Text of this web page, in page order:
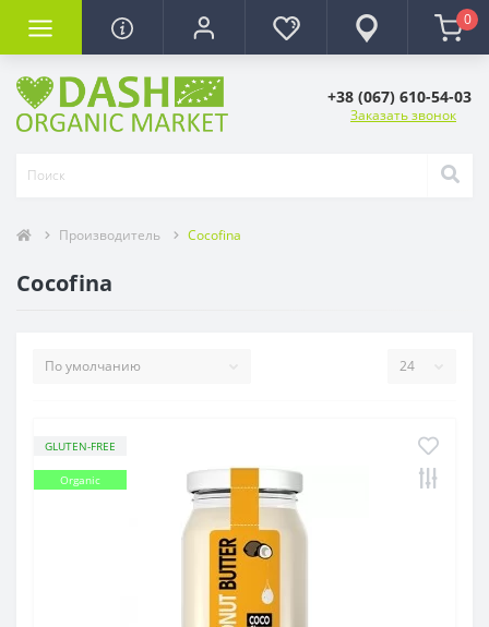
0
+38 (067) 610-54-03
Заказать звонок
Производитель Cocofina
Cocofina
GLUTEN-FREE
Organic